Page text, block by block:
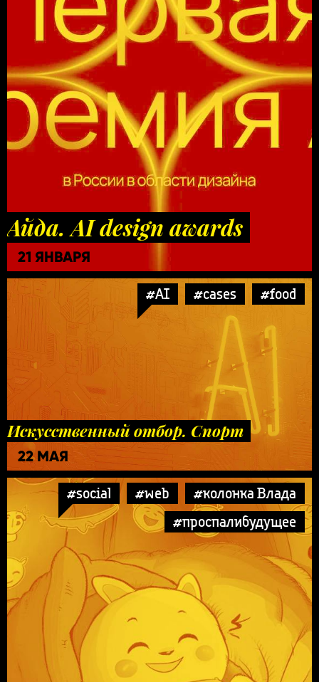
Айда. AI design awards
21 ЯНВАРЯ
#AI #cases #food
Искусственный отбор. Спорт
22 МАЯ
#social #web
#колонка Влада
#проспалибудущее